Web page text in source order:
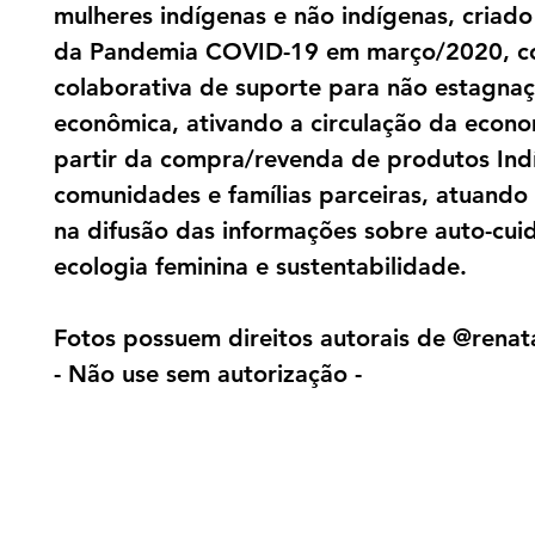
mulheres indígenas e não indígenas,
da Pandemia COVID-19 em março/2020,
colaborativa de suporte para não
econômica, ativando a circulação da
partir da compra/revenda de produtos
comunidades e famílias parceiras,
na difusão das informações sobre auto-
ecologia feminina e sustentabilidade.
Fotos possuem direitos autorais de
- Não use sem autorização -